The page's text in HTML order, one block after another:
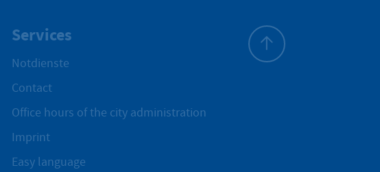
Services
Notdienste
Contact
Office hours of the city administration
Imprint
Easy language